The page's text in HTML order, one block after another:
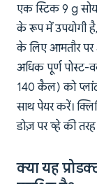
एक स्टिक 9 g
के रूप में उपयोगी
के लिए आमतौर
अधिक पूर्ण पोस्ट-
140 कैल) को
साथ पेयर करें।
डोज़ पर व्हे की
क्या यह